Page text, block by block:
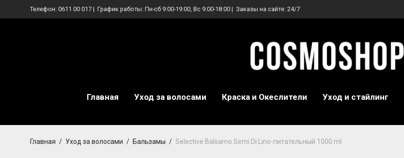
Телефон: 0611 00 017 | График работы: Пн-сб 9:00-19:00, Вс 9:00-18:00 | Заказы на сайте: 24/7
Главная Уход за волосами Краска и Океслители Уход и стайлинг
Главная / Уход за волосами / Бальзамы / Selective Balsamo Semi Di Lino-питательный 1000 ml